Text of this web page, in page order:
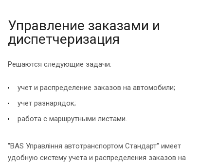
Управление заказами и
диспетчеризация
Решаются следующие задачи:
учет и распределение заказов на автомобили;
учет разнарядок;
работа с маршрутными листами.
"BAS Управління автотранспортом Стандарт" имеет
удобную систему учета и распределения заказов на